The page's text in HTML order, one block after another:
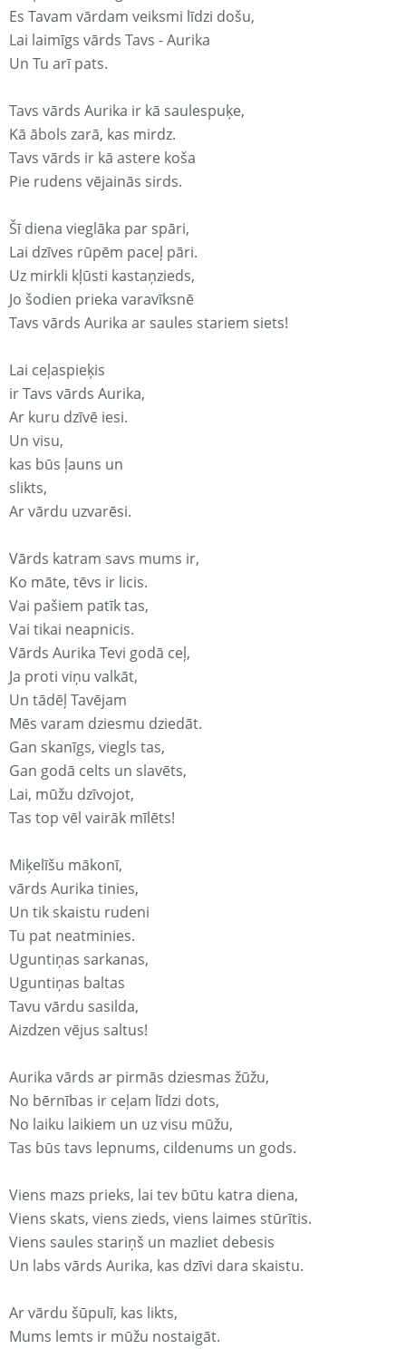
Es Tavam vārdam veiksmi līdzi došu,
Lai laimīgs vārds Tavs - Aurika
Un Tu arī pats.
Tavs vārds Aurika ir kā saulespuķe,
Kā ābols zarā, kas mirdz.
Tavs vārds ir kā astere koša
Pie rudens vējainās sirds.
Šī diena vieglāka par spāri,
Lai dzīves rūpēm paceļ pāri.
Uz mirkli kļūsti kastaņzieds,
Jo šodien prieka varavīksnē
Tavs vārds Aurika ar saules stariem siets!
Lai ceļaspieķis
ir Tavs vārds Aurika,
Ar kuru dzīvē iesi.
Un visu,
kas būs ļauns un
slikts,
Ar vārdu uzvarēsi.
Vārds katram savs mums ir,
Ko māte, tēvs ir licis.
Vai pašiem patīk tas,
Vai tikai neapnicis.
Vārds Aurika Tevi godā ceļ,
Ja proti viņu valkāt,
Un tādēļ Tavējam
Mēs varam dziesmu dziedāt.
Gan skanīgs, viegls tas,
Gan godā celts un slavēts,
Lai, mūžu dzīvojot,
Tas top vēl vairāk mīlēts!
Miķelīšu mākonī,
vārds Aurika tinies,
Un tik skaistu rudeni
Tu pat neatminies.
Uguntiņas sarkanas,
Uguntiņas baltas
Tavu vārdu sasilda,
Aizdzen vējus saltus!
Aurika vārds ar pirmās dziesmas žūžu,
No bērnības ir ceļam līdzi dots,
No laiku laikiem un uz visu mūžu,
Tas būs tavs lepnums, cildenums un gods.
Viens mazs prieks, lai tev būtu katra diena,
Viens skats, viens zieds, viens laimes stūrītis.
Viens saules stariņš un mazliet debesis
Un labs vārds Aurika, kas dzīvi dara skaistu.
Ar vārdu šūpulī, kas likts,
Mums lemts ir mūžu nostaigāt.